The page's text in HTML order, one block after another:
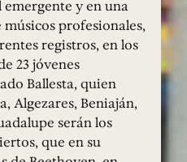
y en una
profesionales,
registros, en los
23 jóvenes
Ballesta, quien
Algezares, Beniaján,
serán los
que en su